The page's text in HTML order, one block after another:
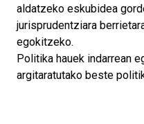
aldatzeko eskubidea
jurisprudentziara
egokitzeko.
Politika hauek indarrean
argitaratutako beste